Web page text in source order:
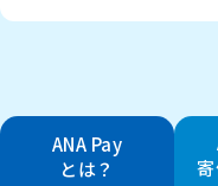
ANA Pay
とは？